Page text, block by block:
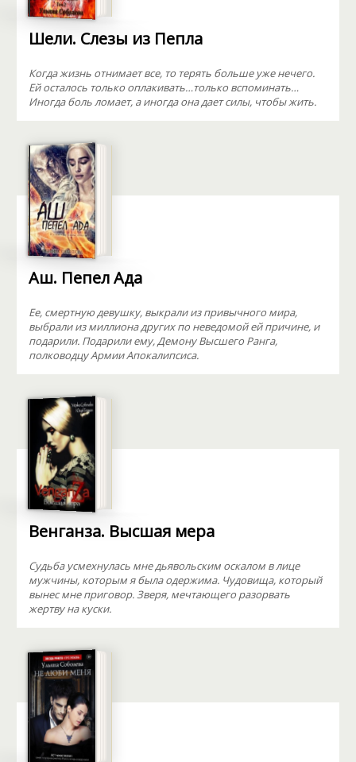
Шели. Слезы из Пепла
Когда жизнь отнимает все, то терять больше уже нечего.
Ей осталось только оплакивать…только вспоминать…
Иногда боль ломает, а иногда она дает силы, чтобы жить.
Аш. Пепел Ада
Ее, смертную девушку, выкрали из привычного мира,
выбрали из миллиона других по неведомой ей причине, и
подарили. Подарили ему, Демону Высшего Ранга,
полководцу Армии Апокалипсиса.
Венганза. Высшая мера
Судьба усмехнулась мне дьявольским оскалом в лице
мужчины, которым я была одержима. Чудовища, который
вынес мне приговор. Зверя, мечтающего разорвать
жертву на куски.